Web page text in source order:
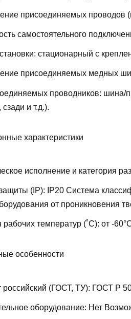
присоединяемых проводов
самостоятельного
стационарный с
присоединяемых медных
проводников: шина/
и т.д.).
характеристики
исполнение и категория
(IP): IP20 Система
от проникновения
рабочих температур (˚С): от -
особенности
российский (ГОСТ, ТУ): ГОСТ Р
оборудование: Нет